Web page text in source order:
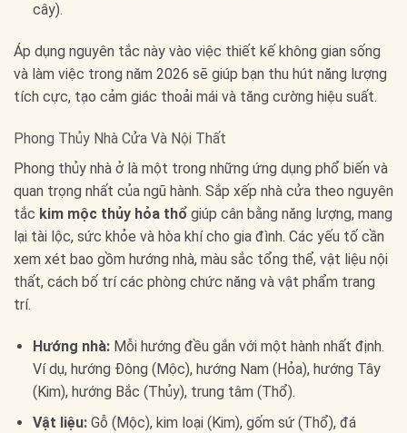
cây).
Áp dụng nguyên tắc này vào việc thiết kế không gian sống
và làm việc trong năm 2026 sẽ giúp bạn thu hút năng lượng
tích cực, tạo cảm giác thoải mái và tăng cường hiệu suất.
Phong Thủy Nhà Cửa Và Nội Thất
Phong thủy nhà ở là một trong những ứng dụng phổ biến và
quan trọng nhất của ngũ hành. Sắp xếp nhà cửa theo nguyên
tắc kim mộc thủy hỏa thổ giúp cân bằng năng lượng, mang
lại tài lộc, sức khỏe và hòa khí cho gia đình. Các yếu tố cần
xem xét bao gồm hướng nhà, màu sắc tổng thể, vật liệu nội
thất, cách bố trí các phòng chức năng và vật phẩm trang
trí.
Hướng nhà:Mỗi hướng đều gắn với một hành nhất định.
Ví dụ, hướng Đông (Mộc), hướng Nam (Hỏa), hướng Tây
(Kim), hướng Bắc (Thủy), trung tâm (Thổ).
Vật liệu:Gỗ (Mộc), kim loại (Kim), gốm sứ (Thổ), đá